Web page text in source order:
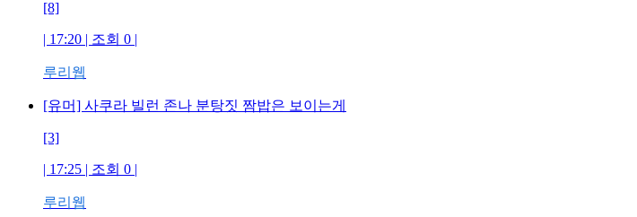
[8]
| 17:20 | 조회 0 |
루리웹
[유머] 사쿠라 빌런 존나 분탕짓 짬밥은 보이는게
[3]
| 17:25 | 조회 0 |
루리웹